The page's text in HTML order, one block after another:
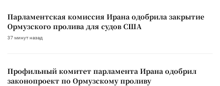
Парламентская комиссия Ирана одобрила закрытие
Ормузского пролива для судов США
37 минут назад
Профильный комитет парламента Ирана одобрил
законопроект по Ормузскому проливу